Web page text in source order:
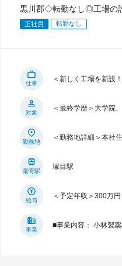
黒川郡◇転勤なし◎工場の
正社員 転勤なし
仕事
＜新しく工場を新設
対象
＜最終学歴＞大学院
勤務地
＜勤務地詳細＞本社
最寄駅
塚目駅
給与
＜予定年収＞300万
事業
■事業内容： 小林製